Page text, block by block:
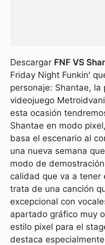
Descargar FNF VS
Friday Night Funkin'
personaje: Shantae, la
videojuego
esta ocasión
Shantae en modo
basa el escenario al
una nueva semana
modo de
calidad que va a tener
trata de una canción
excepcional con
apartado gráfico muy
estilo pixel para el
destaca